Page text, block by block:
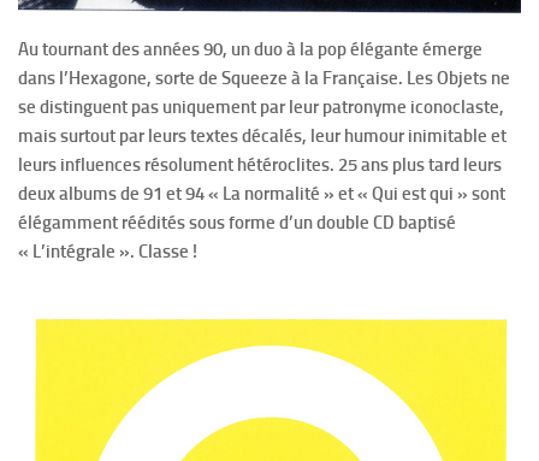
Au tournant des années 90, un duo à la pop élégante émerge
dans l’Hexagone, sorte de Squeeze à la Française. Les Objets ne
se distinguent pas uniquement par leur patronyme iconoclaste,
mais surtout par leurs textes décalés, leur humour inimitable et
leurs influences résolument hétéroclites. 25 ans plus tard leurs
deux albums de 91 et 94 « La normalité » et « Qui est qui » sont
élégamment réédités sous forme d’un double CD baptisé
« L’intégrale ». Classe !